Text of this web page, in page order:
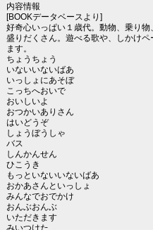
内容情報
[BOOKデータベースより]
好奇心いっぱい１歳代。動物、乗り
盛りだくさん。遊べる歌や、しかけ
ます。
ちょうちょう
いないいないばあ
いっしょにあそぼ
こっちへおいで
おいしいよ
おつかいありさん
はいどうぞ
しょうぼうしゃ
バス
しんかんせん
ひこうき
もっといないいないばあ
おかあさんといっしょ
みんなでおでかけ
おんぶおんぶ
いただきます
みいつけた